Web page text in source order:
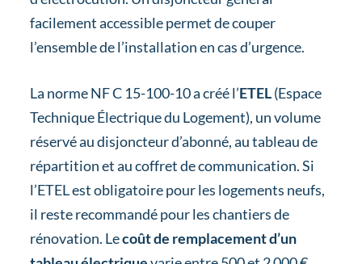
facilement accessible permet de couper
l’ensemble de l’installation en cas d’urgence.
La norme NF C 15-100-10 a créé l’ETEL(Espace
Technique Électrique du Logement), un volume
réservé au disjoncteur d’abonné, au tableau de
répartition et au coffret de communication. Si
l’ETEL est obligatoire pour les logements neufs,
il reste recommandé pour les chantiers de
rénovation. Lecoût de remplacement d’un